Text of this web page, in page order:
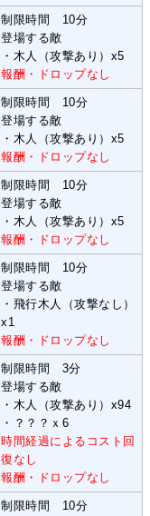
制限時間 10分
登場する敵
・木人（攻撃あり）x5
報酬・ドロップなし
制限時間 10分
登場する敵
・木人（攻撃あり）x5
報酬・ドロップなし
制限時間 10分
登場する敵
・木人（攻撃あり）x5
報酬・ドロップなし
制限時間 10分
登場する敵
・飛行木人（攻撃なし）
x1
報酬・ドロップなし
制限時間 3分
登場する敵
・木人（攻撃あり）x94
・？？？ｘ6
時間経過によるコスト回
復なし
報酬・ドロップなし
制限時間 10分